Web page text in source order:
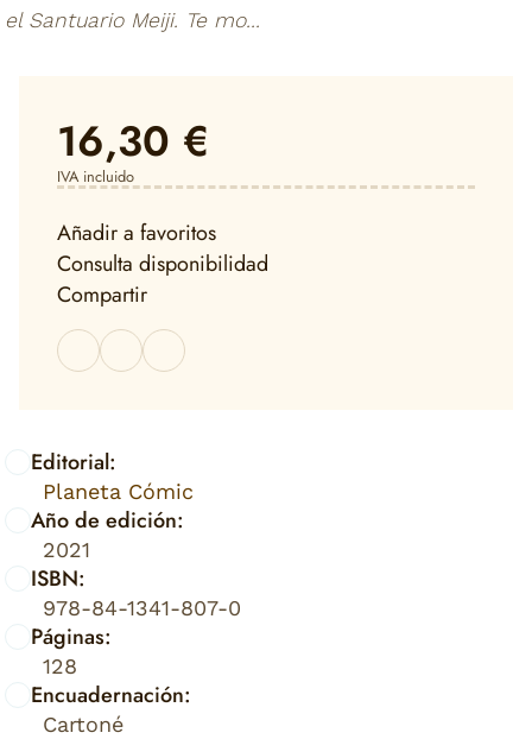
el Santuario Meiji. Te mo...
Editorial:
Planeta Cómic
Año de edición:
2021
ISBN:
978-84-1341-807-0
Páginas:
128
Encuadernación:
Cartoné
16,30 €
IVA incluido
Añadir a favoritos
Consulta disponibilidad
Compartir